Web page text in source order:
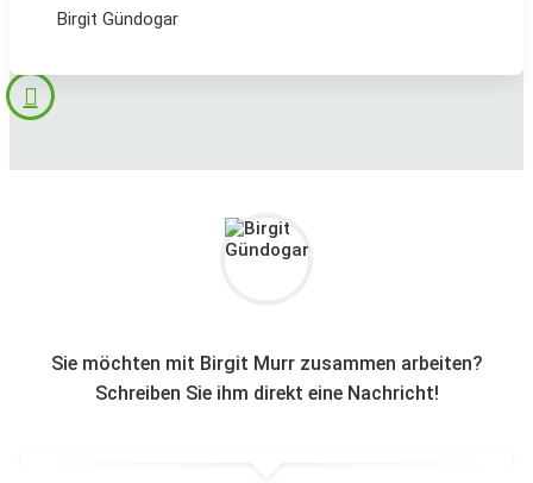
Birgit Gündogar
Sie möchten mit Birgit Murr zusammen arbeiten?
Schreiben Sie ihm direkt eine Nachricht!